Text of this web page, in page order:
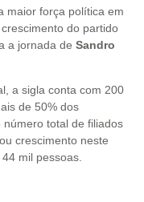
maior força política em
do partido
a jornada de Sandro
a sigla conta com 200
de 50% dos
total de filiados
crescimento neste
mil pessoas.